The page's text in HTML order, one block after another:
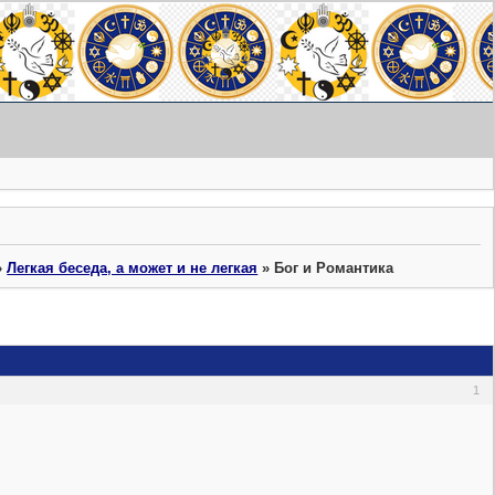
Легкая беседа, а может и не легкая »Бог и Романтика
1